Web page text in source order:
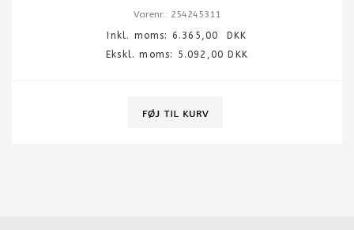
Varenr.: 254245311
Inkl. moms: 6.365,00
DKK
Ekskl. moms: 5.092,00 DKK